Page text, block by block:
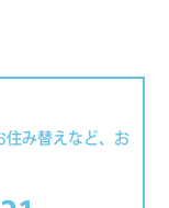
住み替えなど、お